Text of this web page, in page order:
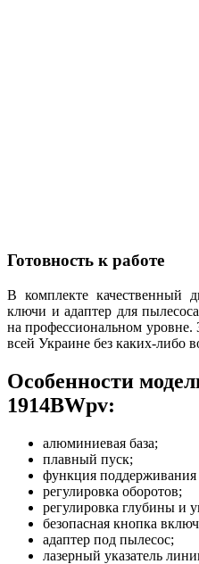
Готовность к работе
В комплекте качественный
ключи и адаптер для
на профессиональном
всей Украине без каких-либо
Особенности
1914BWpv:
алюминиевая база;
плавный пуск;
функция
регулировка оборотов;
регулировка глубины и
безопасная кнопка
адаптер под пылесос;
лазерный указатель